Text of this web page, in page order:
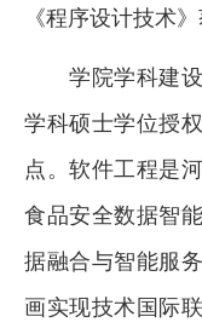
《程序设计技术
学院学科建
学科硕士学位授
点。软件工程是
食品安全数据智
据融合与智能服
画实现技术国际